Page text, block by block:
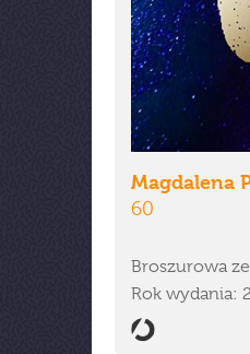
Magdalena
60
Broszurowa
Rok wydania: